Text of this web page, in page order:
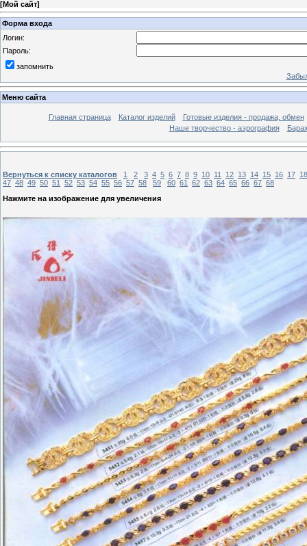
[Мой сайт]
Форма входа
Логин:
Пароль:
запомнить
Меню сайта
Главная страница Каталог изделий
Готовые изделия - продажа, обмен
Наше творчество - аэрография
Вернуться к списку каталогов 1 2 3 4 5 6 7 8 9 10 11 12 13 14 15 16 17 18
47 48 49 50 51 52 53 54 55 56 57 58 59 60 61 62 63 64 65 66 67 68
Нажмите на изображение для увеличения